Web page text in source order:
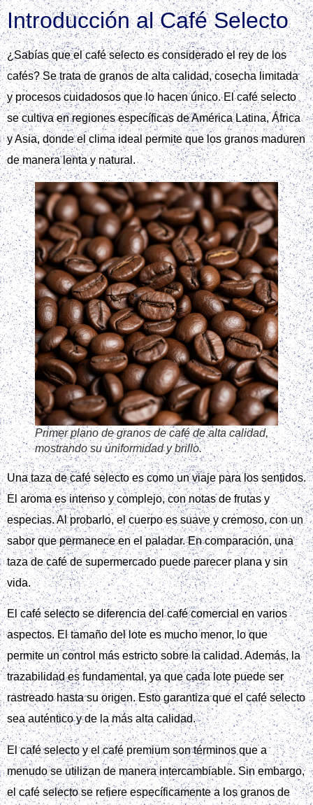
Introducción al Café Selecto
¿Sabías que el café selecto es considerado el rey de los
cafés? Se trata de granos de alta calidad, cosecha limitada
y procesos cuidadosos que lo hacen único. El café selecto
se cultiva en regiones específicas de América Latina, África
y Asia, donde el clima ideal permite que los granos maduren
de manera lenta y natural.
Primer plano de granos de café de alta calidad,
mostrando su uniformidad y brillo.
Una taza de café selecto es como un viaje para los sentidos.
El aroma es intenso y complejo, con notas de frutas y
especias. Al probarlo, el cuerpo es suave y cremoso, con un
sabor que permanece en el paladar. En comparación, una
taza de café de supermercado puede parecer plana y sin
vida.
El café selecto se diferencia del café comercial en varios
aspectos. El tamaño del lote es mucho menor, lo que
permite un control más estricto sobre la calidad. Además, la
trazabilidad es fundamental, ya que cada lote puede ser
rastreado hasta su origen. Esto garantiza que el café selecto
sea auténtico y de la más alta calidad.
El café selecto y el café premium son términos que a
menudo se utilizan de manera intercambiable. Sin embargo,
el café selecto se refiere específicamente a los granos de